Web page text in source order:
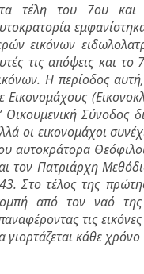
τέλη του 7ου και
εικόνων
τις απόψεις και
Η περίοδος
Εικονομάχους
Οικουμενική Σύνοδος
οι εικονομάχοι
αυτοκράτορα
τον Πατριάρχη
Στο τέλος της
από τον ναό
τις
γιορτάζεται κάθε